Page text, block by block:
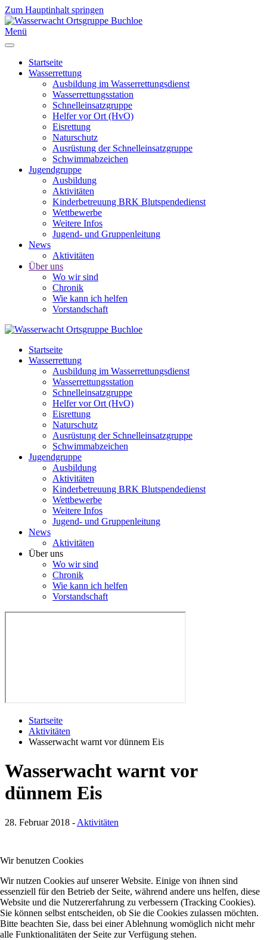
Zum Hauptinhalt springen
Menü
Startseite
Wasserrettung
Ausbildung im Wasserrettungsdienst
Wasserrettungsstation
Schnelleinsatzgruppe
Helfer vor Ort (HvO)
Eisrettung
Naturschutz
Ausrüstung der Schnelleinsatzgruppe
Schwimmabzeichen
Jugendgruppe
Ausbildung
Aktivitäten
Kinderbetreuung BRK Blutspendedienst
Wettbewerbe
Weitere Infos
Jugend- und Gruppenleitung
News
Aktivitäten
Über uns
Wo wir sind
Chronik
Wie kann ich helfen
Vorstandschaft
Startseite
Wasserrettung
Ausbildung im Wasserrettungsdienst
Wasserrettungsstation
Schnelleinsatzgruppe
Helfer vor Ort (HvO)
Eisrettung
Naturschutz
Ausrüstung der Schnelleinsatzgruppe
Schwimmabzeichen
Jugendgruppe
Ausbildung
Aktivitäten
Kinderbetreuung BRK Blutspendedienst
Wettbewerbe
Weitere Infos
Jugend- und Gruppenleitung
News
Aktivitäten
Über uns
Wo wir sind
Chronik
Wie kann ich helfen
Vorstandschaft
Startseite
Aktivitäten
Wasserwacht warnt vor dünnem Eis
Wasserwacht warnt vor
dünnem Eis
28. Februar 2018 - Aktivitäten
Wir benutzen Cookies
Wir nutzen Cookies auf unserer Website. Einige von ihnen sind
essenziell für den Betrieb der Seite, während andere uns helfen, diese
Website und die Nutzererfahrung zu verbessern (Tracking Cookies).
Sie können selbst entscheiden, ob Sie die Cookies zulassen möchten.
Bitte beachten Sie, dass bei einer Ablehnung womöglich nicht mehr
alle Funktionalitäten der Seite zur Verfügung stehen.